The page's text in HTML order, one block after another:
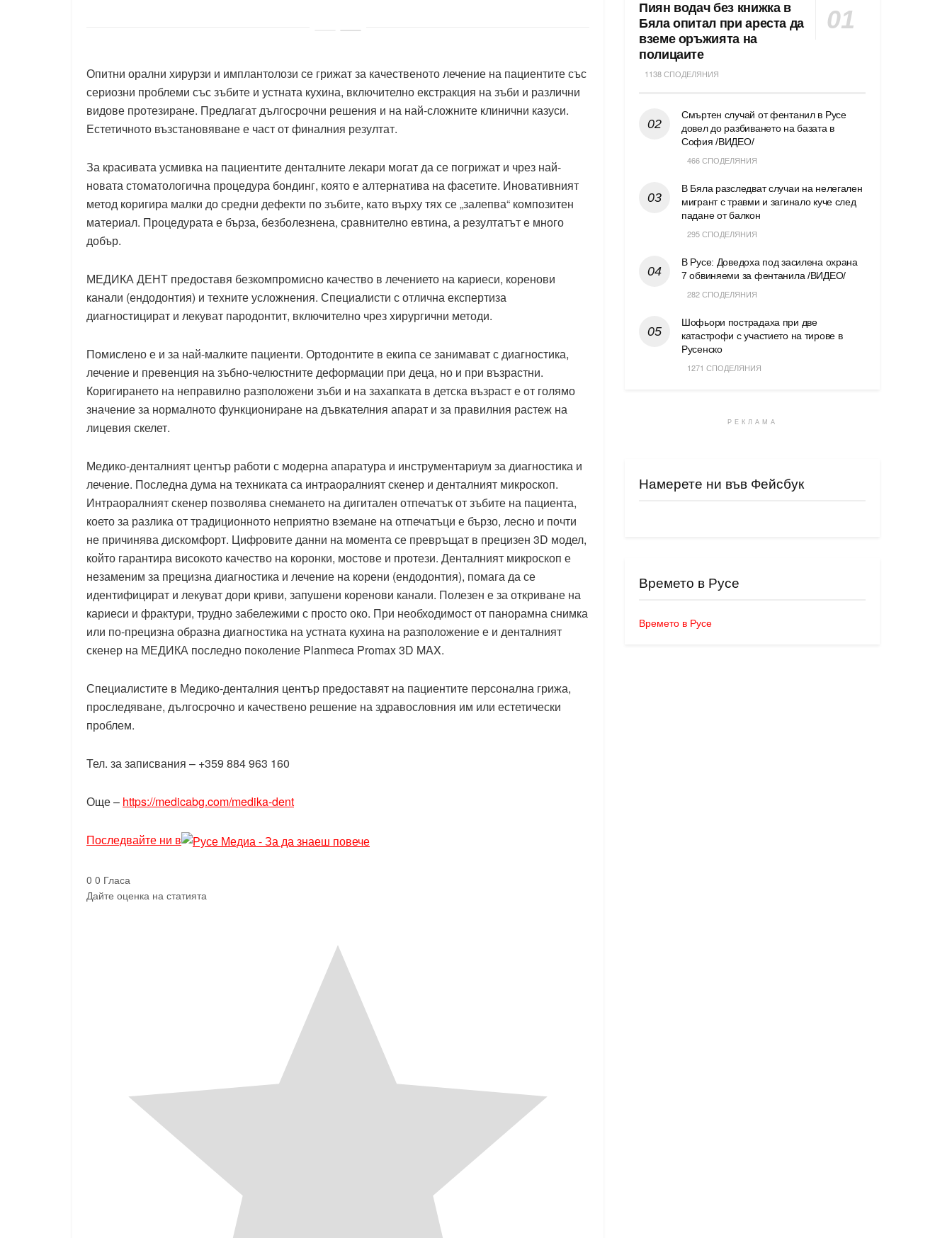
Опитни орални хирурзи и имплантолози се грижат за качественото лечение на пациентите със
сериозни проблеми със зъбите и устната кухина, включително екстракция на зъби и различни
видове протезиране. Предлагат дългосрочни решения и на най-сложните клинични казуси.
Естетичното възстановяване е част от финалния резултат.
За красивата усмивка на пациентите денталните лекари могат да се погрижат и чрез най-
новата стоматологична процедура бондинг, която е алтернатива на фасетите. Иновативният
метод коригира малки до средни дефекти по зъбите, като върху тях се „залепва“ композитен
материал. Процедурата е бърза, безболезнена, сравнително евтина, а резултатът е много
добър.
МЕДИКА ДЕНТ предоставя безкомпромисно качество в лечението на кариеси, коренови
канали (ендодонтия) и техните усложнения. Специалисти с отлична експертиза
диагностицират и лекуват пародонтит, включително чрез хирургични методи.
Помислено е и за най-малките пациенти. Ортодонтите в екипа се занимават с диагностика,
лечение и превенция на зъбно-челюстните деформации при деца, но и при възрастни.
Коригирането на неправилно разположени зъби и на захапката в детска възраст е от голямо
значение за нормалното функциониране на дъвкателния апарат и за правилния растеж на
лицевия скелет.
Медико-денталният център работи с модерна апаратура и инструментариум за диагностика и
лечение. Последна дума на техниката са интраоралният скенер и денталният микроскоп.
Интраоралният скенер позволява снемането на дигитален отпечатък от зъбите на пациента,
което за разлика от традиционното неприятно вземане на отпечатъци е бързо, лесно и почти
не причинява дискомфорт. Цифровите данни на момента се превръщат в прецизен 3D модел,
който гарантира високото качество на коронки, мостове и протези. Денталният микроскоп е
незаменим за прецизна диагностика и лечение на корени (ендодонтия), помага да се
идентифицират и лекуват дори криви, запушени коренови канали. Полезен е за откриване на
кариеси и фрактури, трудно забележими с просто око. При необходимост от панорамна снимка
или по-прецизна образна диагностика на устната кухина на разположение е и денталният
скенер на МЕДИКА последно поколение Planmeca Promax 3D MAX.
Специалистите в Медико-денталния център предоставят на пациентите персонална грижа,
проследяване, дългосрочно и качествено решение на здравословния им или естетически
проблем.
Тел. за записвания – +359 884 963 160
Още – https://medicabg.com/medika-dent
Последвайте ни в
0 0 Гласа
Дайте оценка на статията
Пиян водач без книжка в
Бяла опитал при ареста да
вземе оръжията на
полицаите
1138 СПОДЕЛЯНИЯ
Смъртен случай от фентанил в Русе
довел до разбиването на базата в
София /ВИДЕО/
466 СПОДЕЛЯНИЯ
В Бяла разследват случаи на нелегален
мигрант с травми и загинало куче след
падане от балкон
295 СПОДЕЛЯНИЯ
В Русе: Доведоха под засилена охрана
7 обвиняеми за фентанила /ВИДЕО/
282 СПОДЕЛЯНИЯ
Шофьори пострадаха при две
катастрофи с участието на тирове в
Русенско
1271 СПОДЕЛЯНИЯ
РЕКЛАМА
Намерете ни във Фейсбук
Времето в Русе
Времето в Русе